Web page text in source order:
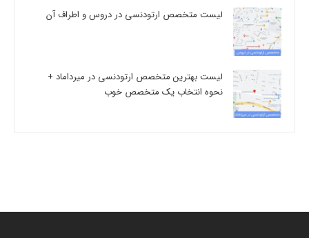
لیست متخصص ارتودنسی در دروس و اطراف آن
لیست بهترین متخصص ارتودنسی در میرداماد +
نحوه انتخاب یک متخصص خوب